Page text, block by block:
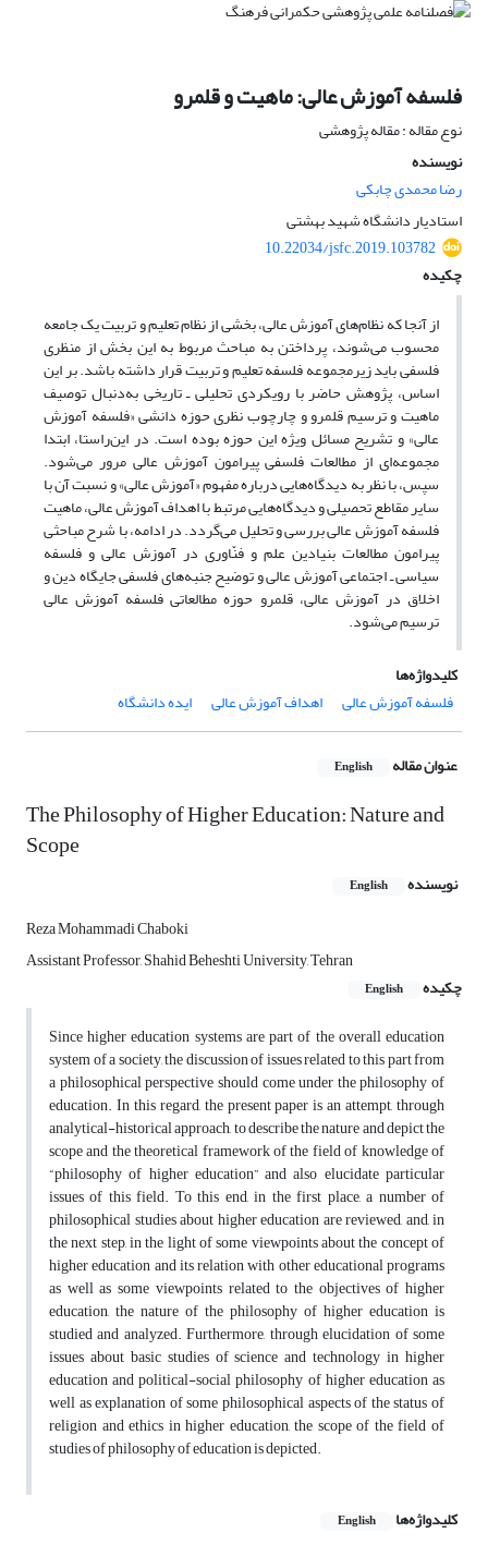
فلسفه آموزش عالی: ماهیت و قلمرو
نوع مقاله : مقاله پژوهشی
نویسنده
رضا محمدی چابکی
استادیار دانشگاه شهید بهشتی
10.22034/jsfc.2019.103782
چکیده
از آنجا که نظام‌‌های آموزش عالی، بخشی از نظام تعلیم و تربیت یک جامعه
محسوب می‌شوند، پرداختن به مباحث مربوط به این بخش از منظری
فلسفی باید زیرمجموعه فلسفه تعلیم و تربیت قرار داشته باشد. بر این
اساس، پژوهش حاضر با رویکردی تحلیلی ـ تاریخی به‌دنبال توصیف
ماهیت و ترسیم قلمرو و چارچوب نظری حوزه دانشی «فلسفه آموزش
عالی» و تشریح مسائل ویژه این حوزه بوده است. در این‌راستا، ابتدا
مجموعه‌ای از مطالعات فلسفی پیرامون آموزش عالی مرور می‌شود.
سپس، با نظر به دیدگاه‌هایی درباره مفهوم «آموزش عالی» و نسبت آن با
سایر مقاطع تحصیلی و دیدگاه‌هایی مرتبط با اهداف آموزش عالی، ماهیت
فلسفه آموزش عالی بررسی و تحلیل می‌گردد. در ادامه، با شرح مباحثی
پیرامون مطالعات بنیادین علم و فنّاوری در آموزش عالی و فلسفه
سیاسی ـ اجتماعی آموزش عالی و توضیح جنبه‌‌های فلسفی جایگاه دین و
اخلاق در آموزش عالی، قلمرو حوزه مطالعاتی فلسفه آموزش عالی
ترسیم می‌شود.
کلیدواژه‌ها
فلسفه آموزش عالی
اهداف آموزش عالی ایده دانشگاه
عنوان مقاله English
The Philosophy of Higher Education: Nature and
Scope
نویسنده English
Reza Mohammadi Chaboki
Assistant Professor, Shahid Beheshti University, Tehran
چکیده
English
Since higher education systems are part of the overall education
system of a society, the discussion of issues related to this part from
a philosophical perspective should come under the philosophy of
education. In this regard, the present paper is an attempt, through
analytical-historical approach, to describe the nature and depict the
scope and the theoretical framework of the field of knowledge of
“philosophy of higher education” and also elucidate particular
issues of this field. To this end, in the first place, a number of
philosophical studies about higher education are reviewed, and, in
the next step, in the light of some viewpoints about the concept of
higher education and its relation with other educational programs
as well as some viewpoints related to the objectives of higher
education, the nature of the philosophy of higher education is
studied and analyzed. Furthermore, through elucidation of some
issues about basic studies of science and technology in higher
education and political-social philosophy of higher education as
well as explanation of some philosophical aspects of the status of
religion and ethics in higher education, the scope of the field of
studies of philosophy of education is depicted.
کلیدواژه‌ها English